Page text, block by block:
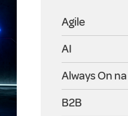
Agile
AI
Always On
B2B